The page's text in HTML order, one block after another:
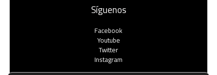
Síguenos
Facebook
Youtube
Twitter
Instagram